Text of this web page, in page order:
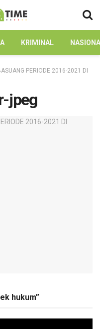
KRIMINAL
PERIODE 2016-2021 DI
jpeg
hukum”